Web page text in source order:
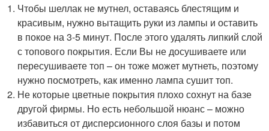
Чтобы шеллак не мутнел, оставаясь блестящим и
красивым, нужно вытащить руки из лампы и оставить
в покое на 3-5 минут. После этого удалять липкий слой
с топового покрытия. Если Вы не досушиваете или
пересушиваете топ – он тоже может мутнеть, поэтому
нужно посмотреть, как именно лампа сушит топ.
Не которые цветные покрытия плохо сохнут на базе
другой фирмы. Но есть небольшой нюанс – можно
избавиться от дисперсионного слоя базы и потом